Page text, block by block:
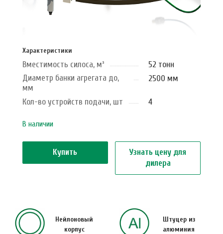
Характеристики
Вместимость силоса, м³
52 тонн
Диаметр банки агрегата до,
мм
2500 мм
Кол-во устройств подачи, шт 4
В наличии
Купить
Узнать цену для
дилера
Нейлоновый
корпус
Штуцер из
алюминия